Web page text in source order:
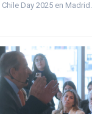
Chile Day 2025 en Madrid.